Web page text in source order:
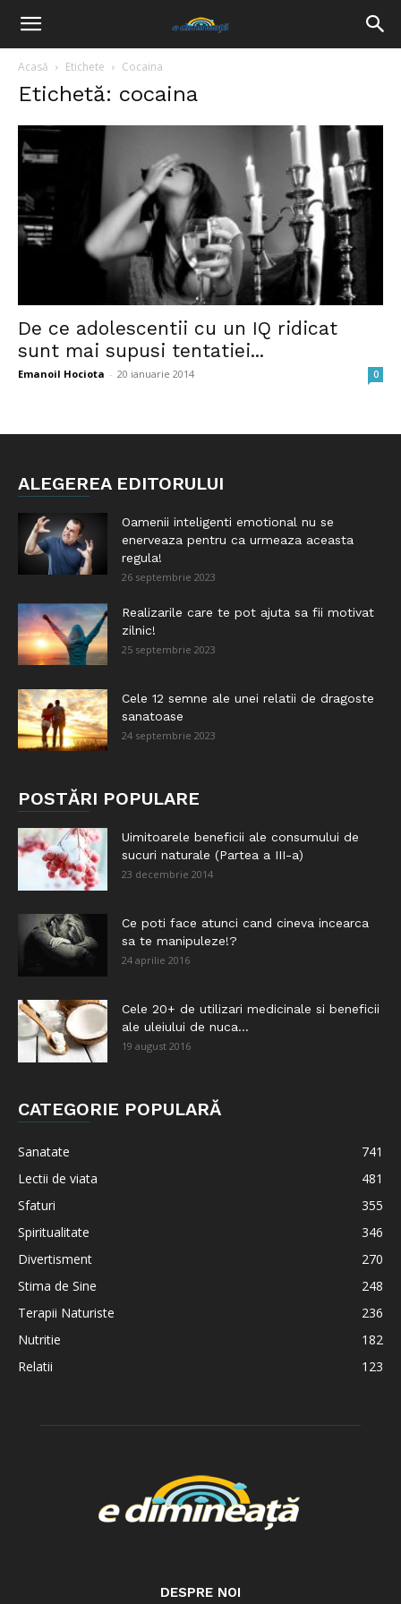
Acasă Etichete Cocaina
Etichetă: cocaina
De ce adolescentii cu un IQ ridicat
sunt mai supusi tentatiei...
Emanoil Hociota - 20 ianuarie 2014 0
ALEGEREA EDITORULUI
Oamenii inteligenti emotional nu se
enerveaza pentru ca urmeaza aceasta
regula!
26 septembrie 2023
Realizarile care te pot ajuta sa fii motivat
zilnic!
25 septembrie 2023
Cele 12 semne ale unei relatii de dragoste
sanatoase
24 septembrie 2023
POSTĂRI POPULARE
Uimitoarele beneficii ale consumului de
sucuri naturale (Partea a III-a)
23 decembrie 2014
Ce poti face atunci cand cineva incearca
sa te manipuleze!?
24 aprilie 2016
Cele 20+ de utilizari medicinale si beneficii
ale uleiului de nuca...
19 august 2016
CATEGORIE POPULARĂ
Sanatate
741
Lectii de viata
481
Sfaturi
355
Spiritualitate
346
Divertisment
270
Stima de Sine
248
Terapii Naturiste
236
Nutritie
182
Relatii
123
DESPRE NOI